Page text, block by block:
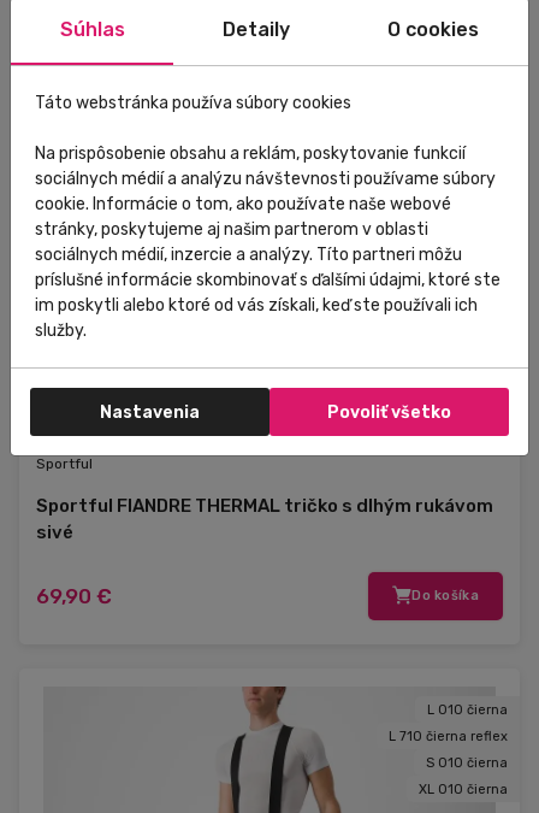
Skladom V predajni
Sportful
Sportful FIANDRE THERMAL tričko s dlhým rukávom
sivé
69,90 € Do košíka
L 010 čierna
L 710 čierna reflex
S 010 čierna
XL 010 čierna
Súhlas Detaily O cookies
Táto webstránka používa súbory cookies
Na prispôsobenie obsahu a reklám, poskytovanie funkcií
sociálnych médií a analýzu návštevnosti používame súbory
cookie. Informácie o tom, ako používate naše webové
stránky, poskytujeme aj našim partnerom v oblasti
sociálnych médií, inzercie a analýzy. Títo partneri môžu
príslušné informácie skombinovať s ďalšími údajmi, ktoré ste
im poskytli alebo ktoré od vás získali, keď ste používali ich
služby.
Nastavenia Povoliť všetko